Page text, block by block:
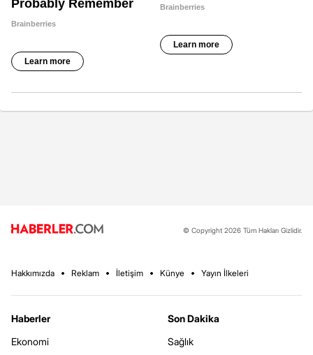
© Copyright 2026 Tüm Hakları Gizlidir.
Hakkımızda Reklam İletişim Künye Yayın İlkeleri
Haberler
Ekonomi
Son Dakika
Sağlık